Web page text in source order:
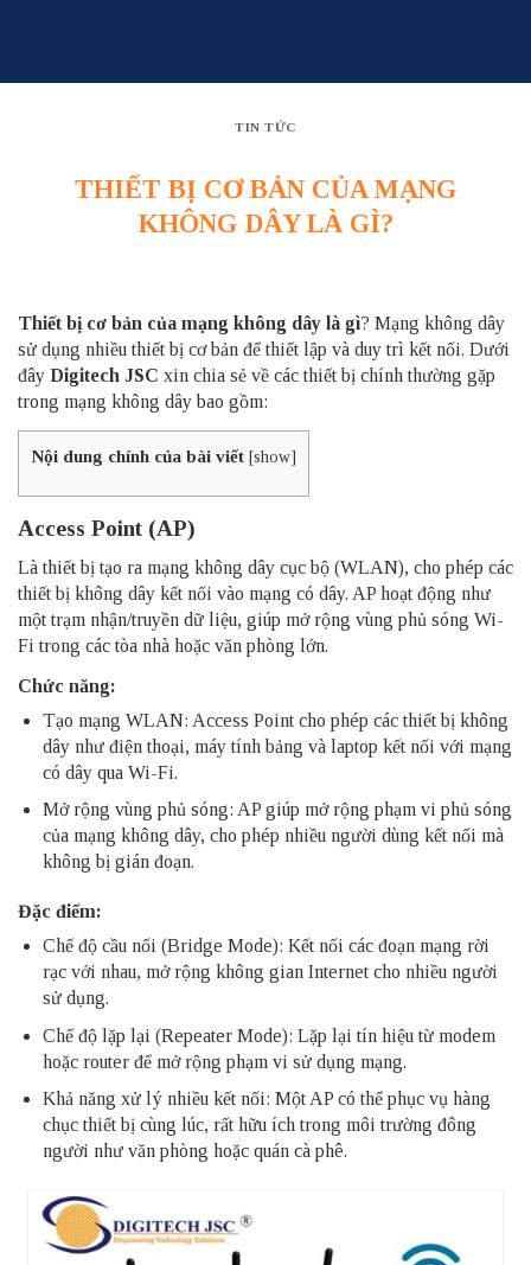
TIN TỨC
THIẾT BỊ CƠ BẢN CỦA MẠNG
KHÔNG DÂY LÀ GÌ?
Thiết bị cơ bản của mạng không dây là gì? Mạng không dây
sử dụng nhiều thiết bị cơ bản để thiết lập và duy trì kết nối. Dưới
đây Digitech JSC xin chia sẻ về các thiết bị chính thường gặp
trong mạng không dây bao gồm:
Nội dung chính của bài viết [show]
Access Point (AP)
Là thiết bị tạo ra mạng không dây cục bộ (WLAN), cho phép các
thiết bị không dây kết nối vào mạng có dây. AP hoạt động như
một trạm nhận/truyền dữ liệu, giúp mở rộng vùng phủ sóng Wi-
Fi trong các tòa nhà hoặc văn phòng lớn.
Chức năng:
Tạo mạng WLAN: Access Point cho phép các thiết bị không
dây như điện thoại, máy tính bảng và laptop kết nối với mạng
có dây qua Wi-Fi.
Mở rộng vùng phủ sóng: AP giúp mở rộng phạm vi phủ sóng
của mạng không dây, cho phép nhiều người dùng kết nối mà
không bị gián đoạn.
Đặc điểm:
Chế độ cầu nối (Bridge Mode): Kết nối các đoạn mạng rời
rạc với nhau, mở rộng không gian Internet cho nhiều người
sử dụng.
Chế độ lặp lại (Repeater Mode): Lặp lại tín hiệu từ modem
hoặc routerđể mở rộng phạm vi sử dụng mạng.
Khả năng xử lý nhiều kết nối: Một AP có thể phục vụ hàng
chục thiết bị cùng lúc, rất hữu ích trong môi trường đông
người như văn phòng hoặc quán cà phê.